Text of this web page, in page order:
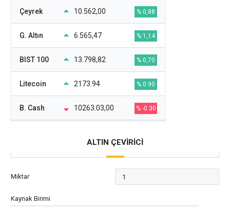
Çeyrek 10.562,00 % 0,88
G. Altın 6.565,47 % 1,14
BIST 100 13.798,82 % 0,70
Litecoin 2173.94 % 0.90
B. Cash 10263.03,00 % -0.30
ALTIN ÇEVİRİCİ
Miktar
Kaynak Birimi